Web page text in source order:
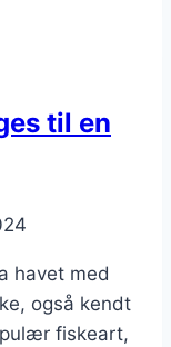
til en
havet med
også kendt
fiskeart,